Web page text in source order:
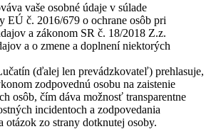
vaše osobné údaje v súlade
EÚ č. 2016/679 o ochrane osôb pri
a zákonom SR č. 18/2018 Z.z.
a o zmene a doplnení niektorých
(ďalej len prevádzkovateľ) prehlasuje,
zodpovednú osobu na zaistenie
osôb, čím dáva možnosť transparentne
incidentoch a zodpovedania
zo strany dotknutej osoby.